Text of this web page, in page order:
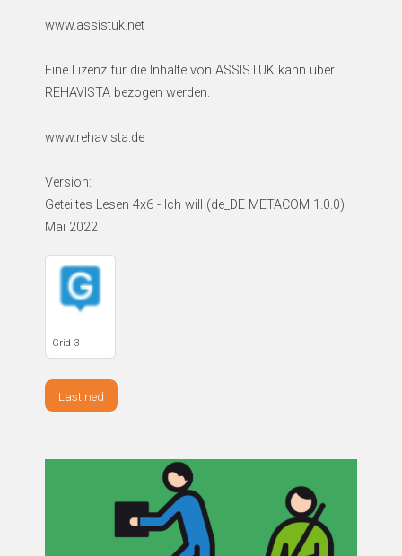
www.assistuk.net
Eine Lizenz für die Inhalte von ASSISTUK kann über
REHAVISTA bezogen werden.
www.rehavista.de
Version:
Geteiltes Lesen 4x6 - Ich will (de_DE METACOM 1.0.0)
Grid 3
Last ned